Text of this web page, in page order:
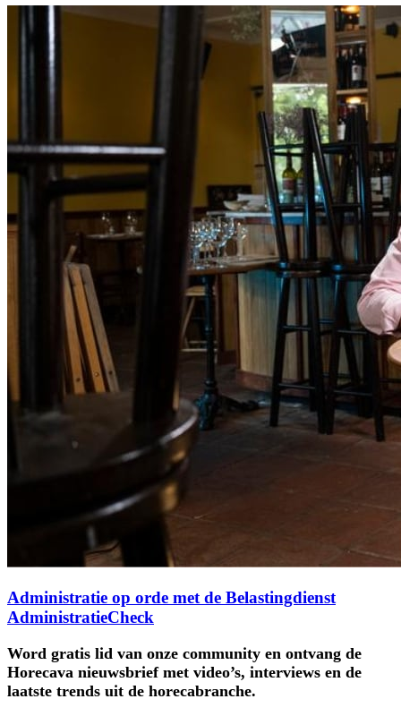
Administratie op orde met de Belastingdienst
AdministratieCheck
Word gratis lid van onze community en ontvang de
Horecava nieuwsbrief met video’s, interviews en de
laatste trends uit de horecabranche.